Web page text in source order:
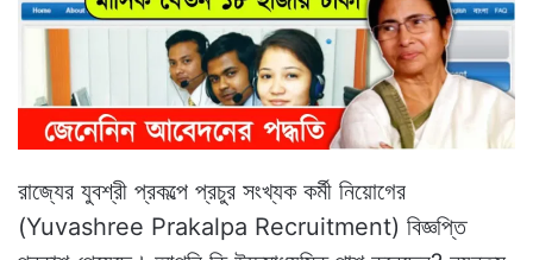
রাজ্যের যুবশ্রী প্রকল্পে প্রচুর সংখ্যক কর্মী নিয়োগের
(Yuvashree Prakalpa Recruitment) বিজ্ঞপ্তি